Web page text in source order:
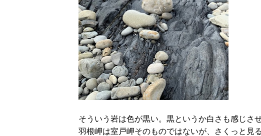
そういう岩は色が黒い。黒というか白さも感じさ
羽根岬は室戸岬そのものではないが、さくっと見